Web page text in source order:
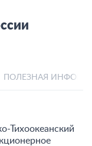
ПОЛЕЗНАЯ
Тихоокеанский